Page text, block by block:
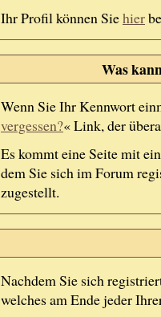
Ihr Profil können Siehier
Was
Wenn Sie Ihr Kennwort
vergessen?« Link, der
Es kommt eine Seite mit
dem Sie sich im Forum
zugestellt.
Nachdem Sie sich
welches am Ende jeder